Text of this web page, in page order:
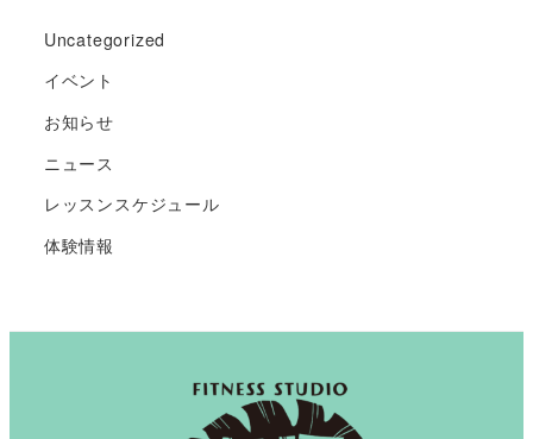
Uncategorized
イベント
お知らせ
ニュース
レッスンスケジュール
体験情報